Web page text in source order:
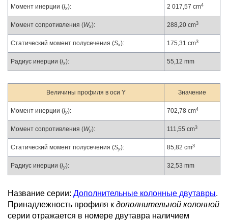
Момент инерции (Ix): 2 017,57 cm4
Момент сопротивления (Wx): 288,20 cm3
Статический момент полусечения (Sx): 175,31 cm3
Радиус инерции (ix): 55,12 mm
Величины профиля в оси Y Значение
Момент инерции (Iy): 702,78 cm4
Момент сопротивления (Wy): 111,55 cm3
Статический момент полусечения (Sy): 85,82 cm3
Радиус инерции (iy): 32,53 mm
Название серии: Дополнительные колонные двутавры.
Принадлежность профиля к дополнительной колонной
серии отражается в номере двутавра наличием